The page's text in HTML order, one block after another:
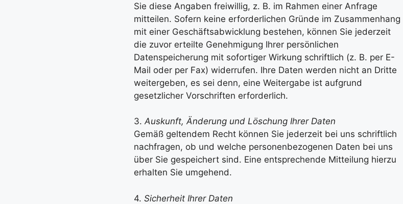
Sie diese Angaben freiwillig, z. B. im Rahmen einer Anfrage
mitteilen. Sofern keine erforderlichen Gründe im Zusammenhang
mit einer Geschäftsabwicklung bestehen, können Sie jederzeit
die zuvor erteilte Genehmigung Ihrer persönlichen
Datenspeicherung mit sofortiger Wirkung schriftlich (z. B. per E-
Mail oder per Fax) widerrufen. Ihre Daten werden nicht an Dritte
weitergeben, es sei denn, eine Weitergabe ist aufgrund
gesetzlicher Vorschriften erforderlich.
3.Auskunft, Änderung und Löschung Ihrer Daten
Gemäß geltendem Recht können Sie jederzeit bei uns schriftlich
nachfragen, ob und welche personen­bezogenen Daten bei uns
über Sie gespeichert sind. Eine entsprechende Mitteilung hierzu
erhalten Sie umgehend.
4. Sicherheit Ihrer Daten